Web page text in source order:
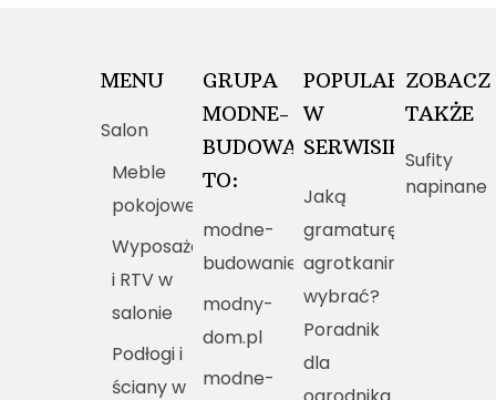
MENU
Salon
Meble
pokojowe
Wyposażenie
i RTV w
salonie
Podłogi i
ściany w
GRUPA
MODNE-
BUDOWANIE.PL
TO:
modne-
budowanie.pl
modny-
dom.pl
modne-
POPULARNE
W
SERWISIE
Jaką
gramaturę
agrotkaniny
wybrać?
Poradnik
dla
ZOBACZ
TAKŻE
Sufity
napinane